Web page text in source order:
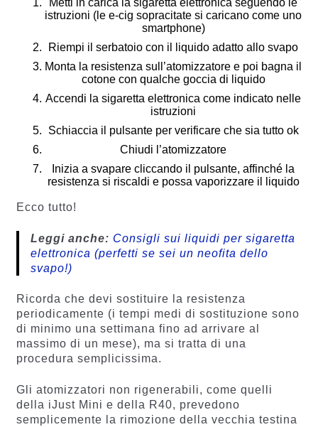
Metti in carica la sigaretta elettronica seguendo le
istruzioni (le e-cig sopracitate si caricano come uno
smartphone)
Riempi il serbatoio con il liquido adatto allo svapo
Monta la resistenza sull’atomizzatore e poi bagna il
cotone con qualche goccia di liquido
Accendi la sigaretta elettronica come indicato nelle
istruzioni
Schiaccia il pulsante per verificare che sia tutto ok
Chiudi l’atomizzatore
Inizia a svapare cliccando il pulsante, affinché la
resistenza si riscaldi e possa vaporizzare il liquido
Ecco tutto!
Leggi anche: Consigli sui liquidi per sigaretta
elettronica (perfetti se sei un neofita dello
svapo!)
Ricorda che devi sostituire la resistenza
periodicamente (i tempi medi di sostituzione sono
di minimo una settimana fino ad arrivare al
massimo di un mese), ma si tratta di una
procedura semplicissima.
Gli atomizzatori non rigenerabili, come quelli
della iJust Mini e della R40, prevedono
semplicemente la rimozione della vecchia testina